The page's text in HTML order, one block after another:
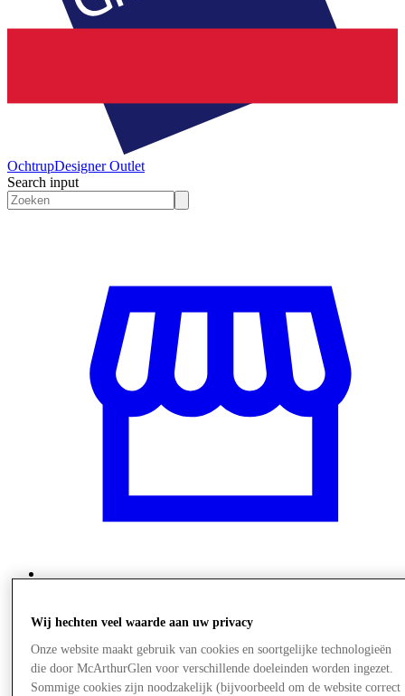
OchtrupDesigner Outlet
Search input
Wij hechten veel waarde aan uw privacy
Onze website maakt gebruik van cookies en soortgelijke technologieën
die door McArthurGlen voor verschillende doeleinden worden ingezet.
Sommige cookies zijn noodzakelijk (bijvoorbeeld om de website correct